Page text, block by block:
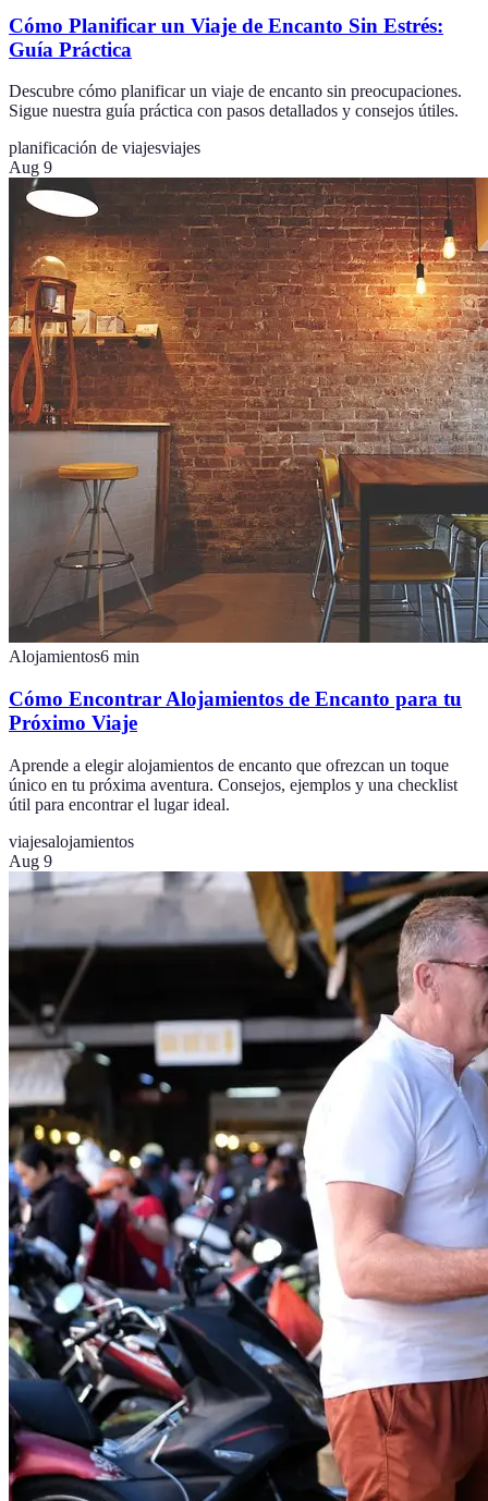
Cómo Planificar un Viaje de Encanto Sin Estrés:
Guía Práctica
Descubre cómo planificar un viaje de encanto sin preocupaciones.
Sigue nuestra guía práctica con pasos detallados y consejos útiles.
planificación de viajesviajes
Aug 9
Alojamientos6 min
Cómo Encontrar Alojamientos de Encanto para tu
Próximo Viaje
Aprende a elegir alojamientos de encanto que ofrezcan un toque
único en tu próxima aventura. Consejos, ejemplos y una checklist
útil para encontrar el lugar ideal.
viajesalojamientos
Aug 9